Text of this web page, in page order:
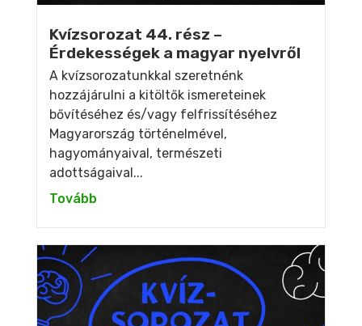
Kvízsorozat 44. rész –
Érdekességek a magyar nyelvről
A kvízsorozatunkkal szeretnénk
hozzájárulni a kitöltők ismereteinek
bővítéséhez és/vagy felfrissítéséhez
Magyarország történelmével,
hagyományaival, természeti
adottságaival...
Tovább